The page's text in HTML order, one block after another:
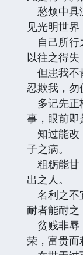
愁烦中具
见光明世界
自己所行
以往之得失
但患我不
忍欺我，勿
多记先正
事，眼前即
知过能改
子之病。
粗粝能甘
出之人。
名利之不
耐者能耐之
贫贱非辱
荣，富贵而